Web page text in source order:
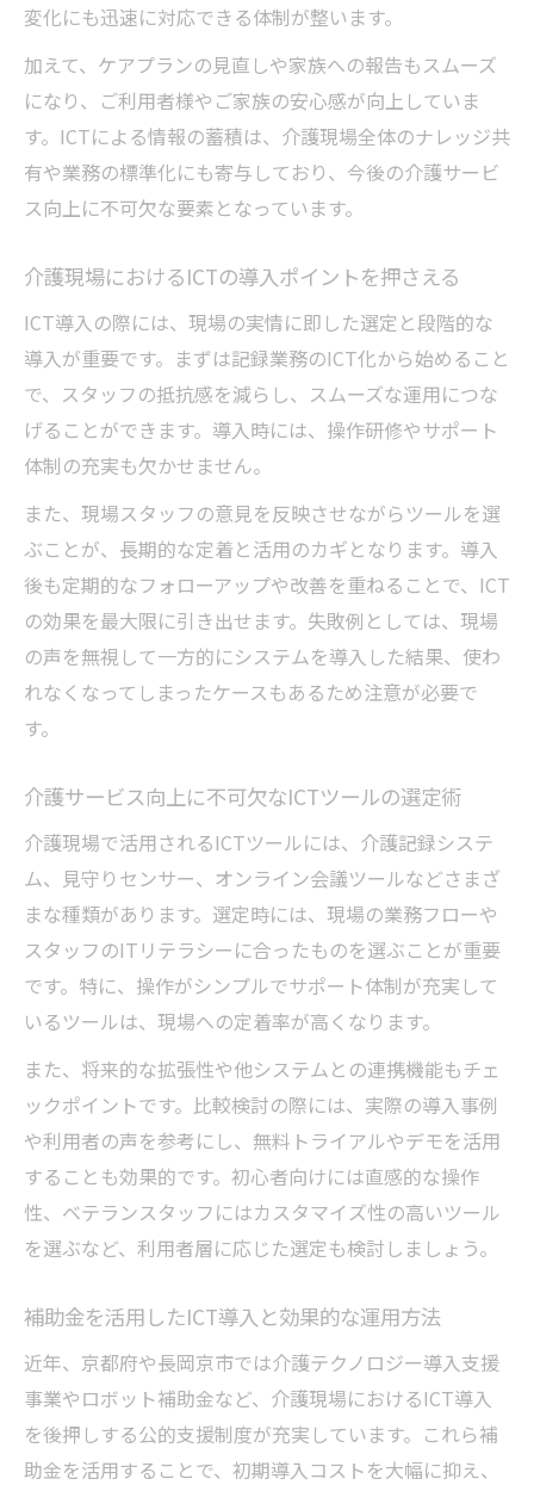
変化にも迅速に対応できる体制が整います。
加えて、ケアプランの見直しや家族への報告もスムーズ
になり、ご利用者様やご家族の安心感が向上していま
す。ICTによる情報の蓄積は、介護現場全体のナレッジ共
有や業務の標準化にも寄与しており、今後の介護サービ
ス向上に不可欠な要素となっています。
介護現場におけるICTの導入ポイントを押さえる
ICT導入の際には、現場の実情に即した選定と段階的な
導入が重要です。まずは記録業務のICT化から始めること
で、スタッフの抵抗感を減らし、スムーズな運用につな
げることができます。導入時には、操作研修やサポート
体制の充実も欠かせません。
また、現場スタッフの意見を反映させながらツールを選
ぶことが、長期的な定着と活用のカギとなります。導入
後も定期的なフォローアップや改善を重ねることで、ICT
の効果を最大限に引き出せます。失敗例としては、現場
の声を無視して一方的にシステムを導入した結果、使わ
れなくなってしまったケースもあるため注意が必要で
す。
介護サービス向上に不可欠なICTツールの選定術
介護現場で活用されるICTツールには、介護記録システ
ム、見守りセンサー、オンライン会議ツールなどさまざ
まな種類があります。選定時には、現場の業務フローや
スタッフのITリテラシーに合ったものを選ぶことが重要
です。特に、操作がシンプルでサポート体制が充実して
いるツールは、現場への定着率が高くなります。
また、将来的な拡張性や他システムとの連携機能もチェ
ックポイントです。比較検討の際には、実際の導入事例
や利用者の声を参考にし、無料トライアルやデモを活用
することも効果的です。初心者向けには直感的な操作
性、ベテランスタッフにはカスタマイズ性の高いツール
を選ぶなど、利用者層に応じた選定も検討しましょう。
補助金を活用したICT導入と効果的な運用方法
近年、京都府や長岡京市では介護テクノロジー導入支援
事業やロボット補助金など、介護現場におけるICT導入
を後押しする公的支援制度が充実しています。これら補
助金を活用することで、初期導入コストを大幅に抑え、